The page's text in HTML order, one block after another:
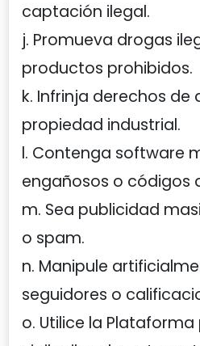
captación ilegal.
j. Promueva drogas
productos prohibidos.
k. Infrinja derechos de
propiedad industrial.
l. Contenga software
engañosos o códigos
m. Sea publicidad
o spam.
n. Manipule
seguidores o
o. Utilice la